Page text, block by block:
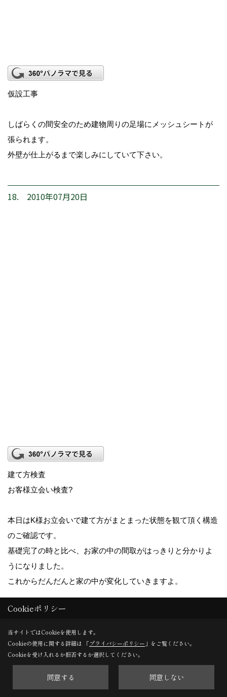
仮設工事
しばらくの間安全のため建物周りの足場にメッシュシートが
張られます。
外壁が仕上がるまで楽しみにしていて下さい。
18. 2010年07月20日
建て方検査
お客様立会い検査?
本日はK様お立会いで建て方がまとまった状態を観て頂く構造
のご確認です。
基礎完了の時と比べ、お家の中の間取がはっきりと分かりよ
うになりました。
これからだんだんと家の中が変化していきますよ。
Cookieポリシー
当サイトではCookieを使用します。
Cookieの使用に関する詳細は 「プライバシーポリシー 」をご覧ください。
Cookieを受け入れるか拒否するか選択してください。
同意する 同意しない